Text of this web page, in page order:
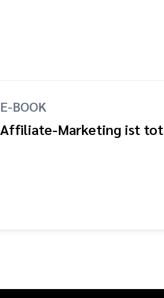
E-BOOK
Affiliate-Marketing ist tot